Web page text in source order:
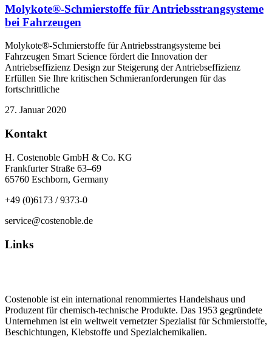
Molykote®-Schmierstoffe für Antriebsstrangsysteme
bei Fahrzeugen
Molykote®-Schmierstoffe für Antriebsstrangsysteme bei
Fahrzeugen Smart Science fördert die Innovation der
Antriebseffizienz Design zur Steigerung der Antriebseffizienz
Erfüllen Sie Ihre kritischen Schmieranforderungen für das
fortschrittliche
27. Januar 2020
Kontakt
H. Costenoble GmbH & Co. KG
Frankfurter Straße 63–69
65760 Eschborn, Germany
+49 (0)6173 / 9373-0
service@costenoble.de
Links
Costenoble ist ein international renommiertes Handelshaus und
Produzent für chemisch-technische Produkte. Das 1953 gegründete
Unternehmen ist ein weltweit vernetzter Spezialist für Schmierstoffe,
Beschichtungen, Klebstoffe und Spezialchemikalien.